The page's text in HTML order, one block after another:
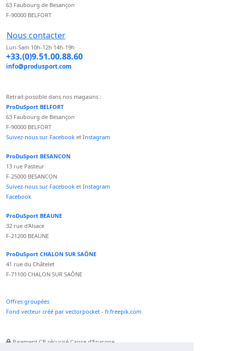
63 Faubourg de Besançon
F-90000 BELFORT
Nous contacter
Lun-Sam 10h-12h 14h-19h
+33.(0)9.51.00.88.60
info@produsport.com
Retrait possible dans nos magasins :
ProDuSport BELFORT
63 Faubourg de Besançon
F-90000 BELFORT
Suivez-nous sur Facebook et Instagram
ProDuSport BESANCON
13 rue Pasteur
F-25000 BESANCON
Suivez-nous sur Facebook et Instagram
Facebook
ProDuSport BEAUNE
32 rue d'Alsace
F-21200 BEAUNE
ProDuSport CHALON SUR SAÔNE
41 rue du Châtelet
F-71100 CHALON SUR SAÔNE
Offres groupées
Fond vecteur créé par vectorpocket - fr.freepik.com
Paiement CB sécurisé Caisse d'Epargne